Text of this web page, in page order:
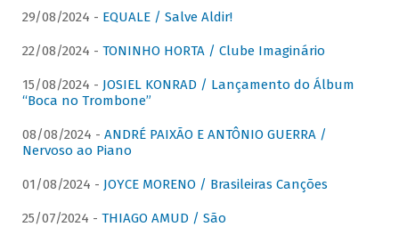
29/08/2024 - EQUALE / Salve Aldir!
22/08/2024 - TONINHO HORTA / Clube Imaginário
15/08/2024 - JOSIEL KONRAD / Lançamento do Álbum
“Boca no Trombone”
08/08/2024 - ANDRÉ PAIXÃO E ANTÔNIO GUERRA /
Nervoso ao Piano
01/08/2024 - JOYCE MORENO / Brasileiras Canções
25/07/2024 - THIAGO AMUD / São